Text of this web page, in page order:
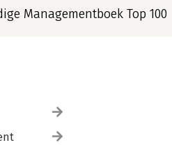
Managementboek Top 100